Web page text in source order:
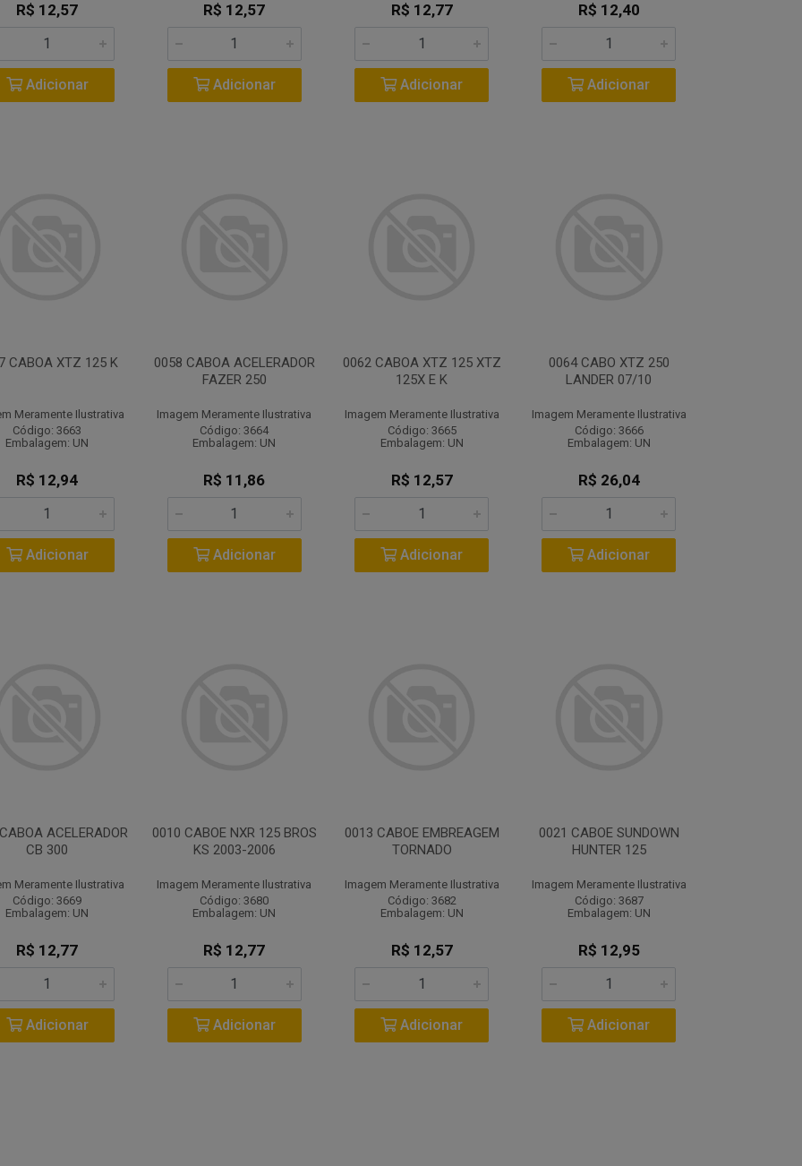
R$ 12,57
Adicionar
R$ 12,57
Adicionar
R$ 12,77
Adicionar
R$ 12,40
Adicionar
CABOA XTZ 125 K
Meramente Ilustrativa
Código: 3663
Embalagem: UN
R$ 12,94
Adicionar
0058 CABOA ACELERADOR
FAZER 250
Imagem Meramente Ilustrativa
Código: 3664
Embalagem: UN
R$ 11,86
Adicionar
0062 CABOA XTZ 125 XTZ
125X E K
Imagem Meramente Ilustrativa
Código: 3665
Embalagem: UN
R$ 12,57
Adicionar
0064 CABO XTZ 250
LANDER 07/10
Imagem Meramente Ilustrativa
Código: 3666
Embalagem: UN
R$ 26,04
Adicionar
ACELERADOR
CB 300
Meramente Ilustrativa
Código: 3669
Embalagem: UN
R$ 12,77
Adicionar
0010 CABOE NXR 125 BROS
KS 2003-2006
Imagem Meramente Ilustrativa
Código: 3680
Embalagem: UN
R$ 12,77
Adicionar
0013 CABOE EMBREAGEM
TORNADO
Imagem Meramente Ilustrativa
Código: 3682
Embalagem: UN
R$ 12,57
Adicionar
0021 CABOE SUNDOWN
HUNTER 125
Imagem Meramente Ilustrativa
Código: 3687
Embalagem: UN
R$ 12,95
Adicionar